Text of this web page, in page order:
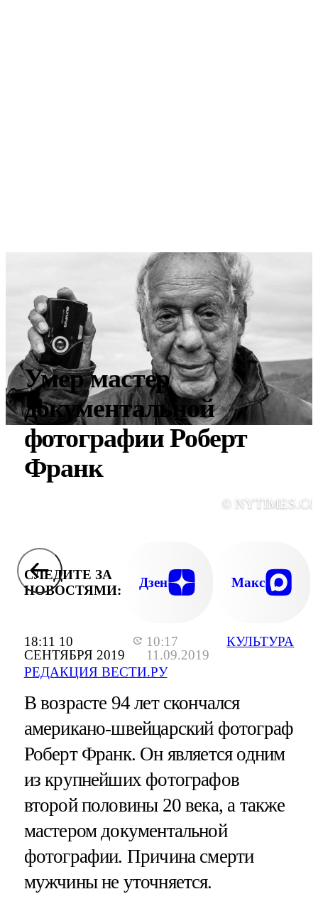
18:11 10
СЕНТЯБРЯ 2019
10:17
11.09.2019
РЕДАКЦИЯ ВЕСТИ.РУ
КУЛЬТУРА
Умер мастер
документальной
фотографии Роберт
Франк
©
СЛЕДИТЕ ЗА
НОВОСТЯМИ:
Дзен Макс
В возрасте 94 лет скончался
американо-швейцарский фотограф
Роберт Франк. Он является одним
из крупнейших фотографов
второй половины 20 века, а также
мастером документальной
фотографии. Причина смерти
мужчины не уточняется.